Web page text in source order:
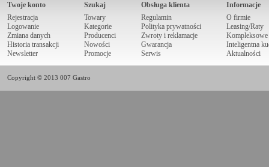
Twoje konto
Rejestracja
Logowanie
Zmiana danych
Historia transakcji
Newsletter
Szukaj
Towary
Kategorie
Producenci
Nowości
Promocje
Obsługa klienta
Regulamin
Polityka prywatności
Zwroty i reklamacje
Gwarancja
Serwis
Informacje
O firmie
Leasing/Raty
Kompleksowe
Inteligentna
Aktualności
Copyright © 2013 007 Gastro